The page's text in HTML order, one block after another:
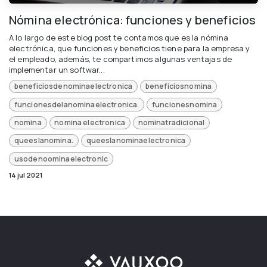
Nómina electrónica: funciones y beneficios
A lo largo de este blog post te contamos que es la nómina
electrónica, que funciones y beneficios tiene para la empresa y
el empleado, además, te compartimos algunas ventajas de
implementar un softwar...
beneficiosdenominaelectronica
beneficiosnomina
funcionesdelanominaelectronica.
funcionesnomina
nomina
nomina electronica
nominatradicional
queeslanomina.
queeslanominaelectronica
usodenoominaelectronic
14 jul 2021